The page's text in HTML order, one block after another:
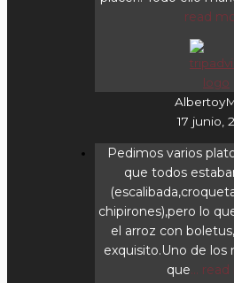
read
17 junio,
Pedimos varios
que todos
chipirones),pero lo
el arroz con
exquisito.Uno de los
que...